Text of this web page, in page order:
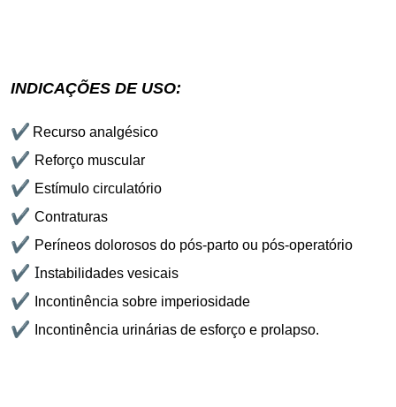
INDICAÇÕES DE USO:
✔ Recurso analgésico
✔ Reforço muscular
✔ Estímulo circulatório
✔ Contraturas
✔ Períneos dolorosos do pós-parto ou pós-operatório
✔ Instabilidades vesicais
✔ Incontinência sobre imperiosidade
✔ Incontinência urinárias de esforço e prolapso.